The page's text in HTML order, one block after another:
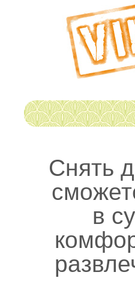
Снять
в